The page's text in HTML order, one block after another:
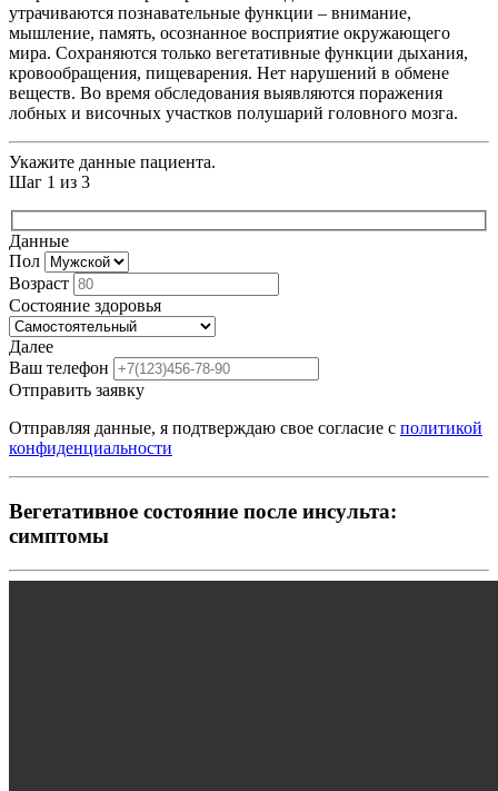
утрачиваются познавательные функции – внимание,
мышление, память, осознанное восприятие окружающего
мира. Сохраняются только вегетативные функции дыхания,
кровообращения, пищеварения. Нет нарушений в обмене
веществ. Во время обследования выявляются поражения
лобных и височных участков полушарий головного мозга.
Укажите данные пациента.
Шаг 1 из 3
Данные
Пол
Возраст
Состояние здоровья
Далее
Ваш телефон
Отправить заявку
Отправляя данные, я подтверждаю свое согласие с политикой
конфиденциальности
Вегетативное состояние после инсульта:
симптомы